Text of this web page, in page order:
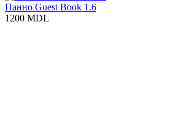
Панно Guest Book 1.6
1200 MDL